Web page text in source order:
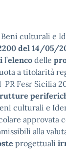
culturali e
del 14/05/
l’elenco delle
a titolarità
PR Fesr Sicilia
culturali e
approvata
alla
progettuali